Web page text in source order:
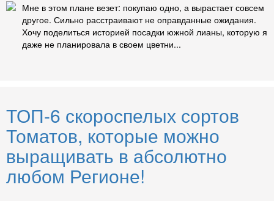
Мне в этом плане везет: покупаю одно, а вырастает совсем
другое. Сильно расстраивают не оправданные ожидания.
Хочу поделиться историей посадки южной лианы, которую я
даже не планировала в своем цветни...
ТОП-6 скороспелых сортов
Томатов, которые можно
выращивать в абсолютно
любом Регионе!